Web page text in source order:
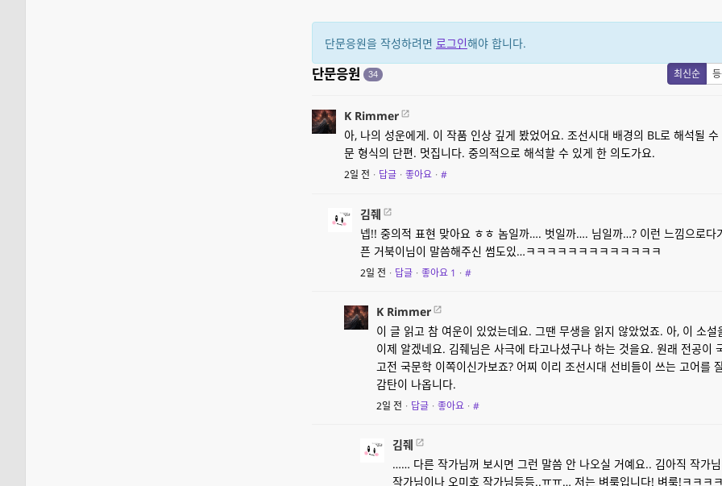
단문응원을 작성하려면 로그인해야 합니다.
최신순
단문응원 34
K Rimmer
아, 나의 성운에게. 이 작품 인상 깊게 봤었어요. 조선시대 배경의 BL로 해석될
문 형식의 단편. 멋집니다. 중의적으로 해석할 수 있게 한 의도가요.
2일 전 · 답글 · 좋아요 · #
김줴
넵!! 중의적 표현 맞아요 ㅎㅎ 놈일까…. 벗일까…. 님일까…? 이런 느낌으로
픈 거북이님이 말씀해주신 썸도있…ㅋㅋㅋㅋㅋㅋㅋㅋㅋㅋㅋㅋㅋ
2일 전 · 답글 · 좋아요 1 · #
K Rimmer
이 글 읽고 참 여운이 있었는데요. 그땐 무생을 읽지 않았었죠. 아, 이 소설
이제 알겠네요. 김줴님은 사극에 타고나셨구나 하는 것을요. 원래 전공이
고전 국문학 이쪽이신가보죠? 어찌 이리 조선시대 선비들이 쓰는 고어를
감탄이 나옵니다.
2일 전 · 답글 · 좋아요 · #
김줴
…… 다른 작가님꺼 보시면 그런 말씀 안 나오실 거예요.. 김아직 작가
작가님이나 오미호 작가님등등..ㅠㅠ… 저는 벼룩입니다! 벼룩!ㅋㅋㅋ